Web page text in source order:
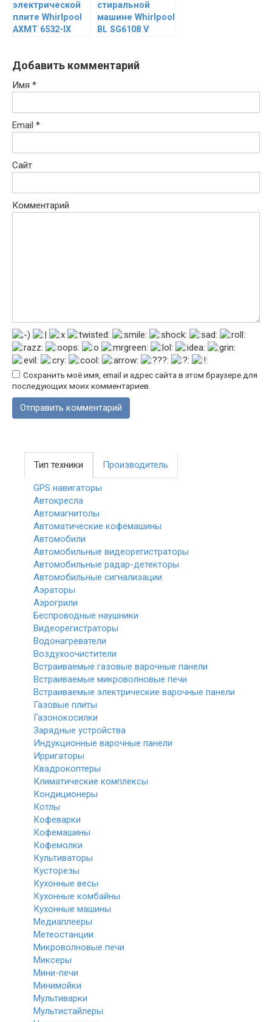
электрической
плите Whirlpool
AXMT 6532-IX
стиральной
машине Whirlpool
BL SG6108 V
Добавить комментарий
Имя *
Email *
Сайт
Комментарий
Сохранить моё имя, email и адрес сайта в этом браузере для
последующих моих комментариев.
Тип техники Производитель
GPS навигаторы
Автокресла
Автомагнитолы
Автоматические кофемашины
Автомобили
Автомобильные видеорегистраторы
Автомобильные радар-детекторы
Автомобильные сигнализации
Аэраторы
Аэрогрили
Беспроводные наушники
Видеорегистраторы
Водонагреватели
Воздухоочистители
Встраиваемые газовые варочные панели
Встраиваемые микроволновые печи
Встраиваемые электрические варочные панели
Газовые плиты
Газонокосилки
Зарядные устройства
Индукционные варочные панели
Ирригаторы
Квадрокоптеры
Климатические комплексы
Кондиционеры
Котлы
Кофеварки
Кофемашины
Кофемолки
Культиваторы
Кусторезы
Кухонные весы
Кухонные комбайны
Кухонные машины
Медиаплееры
Метеостанции
Микроволновые печи
Миксеры
Мини-печи
Минимойки
Мультиварки
Мультистайлеры